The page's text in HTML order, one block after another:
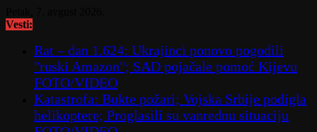
to
Vesti:
Rat – dan 1.624: Ukrajinci ponovo pogodili
"ruski Amazon"; SAD pojačale pomoć Kijevu
FOTO/VIDEO
Katastrofa: Bukte požari; Vojska Srbije podigla
helikoptere; Proglasili su vanrednu situaciju